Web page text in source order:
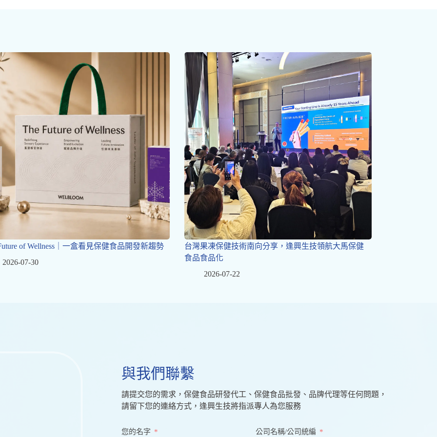
of Wellness｜一盒看見保健食品開發新趨勢
2026-07-30
台灣果凍保健技術南向分享，逢興生技領航大馬保健
食品食品化
2026-07-22
與我們聯繫
請提交您的需求，保健食品研發代工、保健食品批發、品牌代理等任何問題，
請留下您的連絡方式，逢興生技將指派專人為您服務
您的名字 公司名稱/公司統編